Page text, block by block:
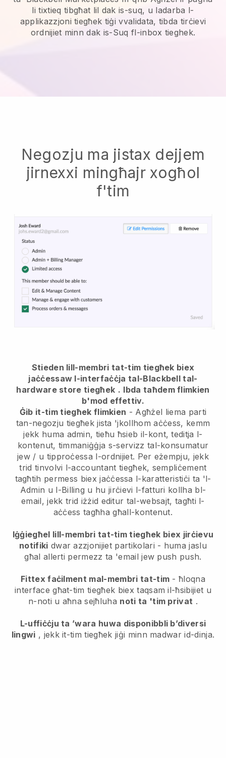
li tixtieq tibgħat lil dak is-suq, u ladarba l-
applikazzjoni tiegħek tiġi vvalidata, tibda tirċievi
ordnijiet minn dak is-Suq fl-inbox tieghek.
Negozju ma jistax dejjem
jirnexxi mingħajr xogħol
f'tim
Stieden lill-membri tat-tim tiegħek biex
jaċċessaw l-interfaċċja tal-Blackbell tal-
hardware store tiegħek . Ibda taħdem flimkien
b'mod effettiv.
Ġib it-tim tiegħek flimkien - Agħżel liema parti
tan-negozju tiegħek jista 'jkollhom aċċess, kemm
jekk huma admin, tieħu ħsieb il-kont, teditja l-
kontenut, timmaniġġja s-servizz tal-konsumatur
jew / u tipproċessa l-ordnijiet. Per eżempju, jekk
trid tinvolvi l-accountant tiegħek, sempliċement
tagħtih permess biex jaċċessa l-karatteristiċi ta 'l-
Admin u l-Billing u hu jirċievi l-fatturi kollha bl-
email, jekk trid iżżid editur tal-websajt, tagħti l-
aċċess tagħha għall-kontenut.
Iġġiegħel lill-membri tat-tim tiegħek biex jirċievu
notifiki dwar azzjonijiet partikolari - huma jaslu
għal allerti permezz ta 'email jew push push.
Fittex faċilment mal-membri tat-tim - ħloqna
interface għat-tim tiegħek biex taqsam il-ħsibijiet u
n-noti u aħna sejħluha noti ta 'tim privat .
L-uffiċċju ta ’wara huwa disponibbli b’diversi
lingwi , jekk it-tim tiegħek jiġi minn madwar id-dinja.